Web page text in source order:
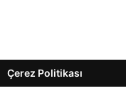
Çerez Politikası